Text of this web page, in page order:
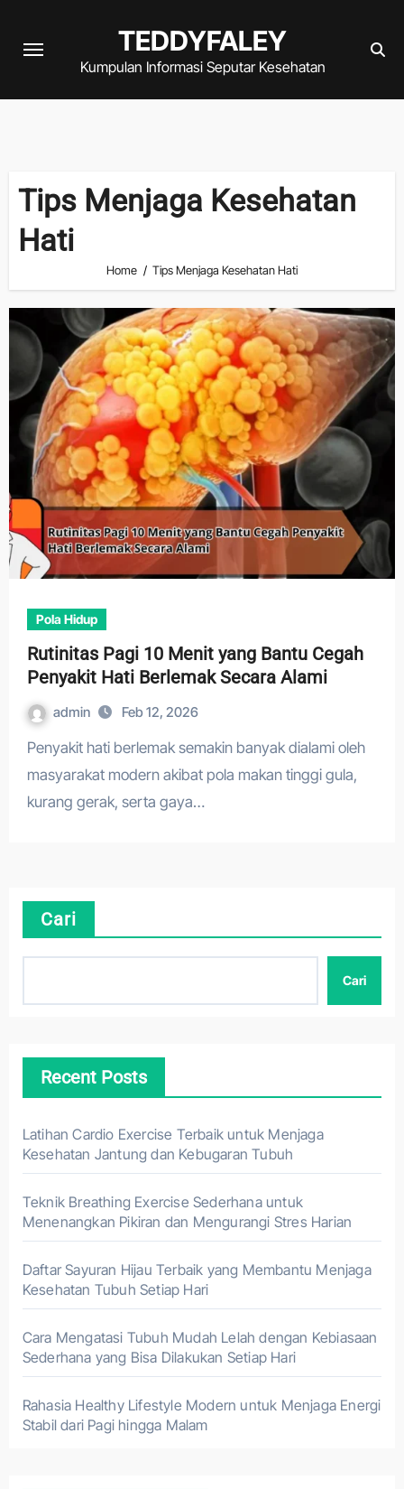
TEDDYFALEY
Kumpulan Informasi Seputar Kesehatan
Tips Menjaga Kesehatan
Hati
Home Tips Menjaga Kesehatan Hati
Pola Hidup
Rutinitas Pagi 10 Menit yang Bantu Cegah
Penyakit Hati Berlemak Secara Alami
admin Feb 12, 2026
Penyakit hati berlemak semakin banyak dialami oleh
masyarakat modern akibat pola makan tinggi gula,
kurang gerak, serta gaya…
Cari
Cari
Recent Posts
Latihan Cardio Exercise Terbaik untuk Menjaga
Kesehatan Jantung dan Kebugaran Tubuh
Teknik Breathing Exercise Sederhana untuk
Menenangkan Pikiran dan Mengurangi Stres Harian
Daftar Sayuran Hijau Terbaik yang Membantu Menjaga
Kesehatan Tubuh Setiap Hari
Cara Mengatasi Tubuh Mudah Lelah dengan Kebiasaan
Sederhana yang Bisa Dilakukan Setiap Hari
Rahasia Healthy Lifestyle Modern untuk Menjaga Energi
Stabil dari Pagi hingga Malam